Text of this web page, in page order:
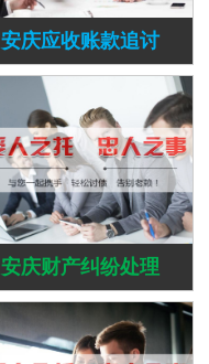
安庆应收账款追讨
安庆财产纠纷处理